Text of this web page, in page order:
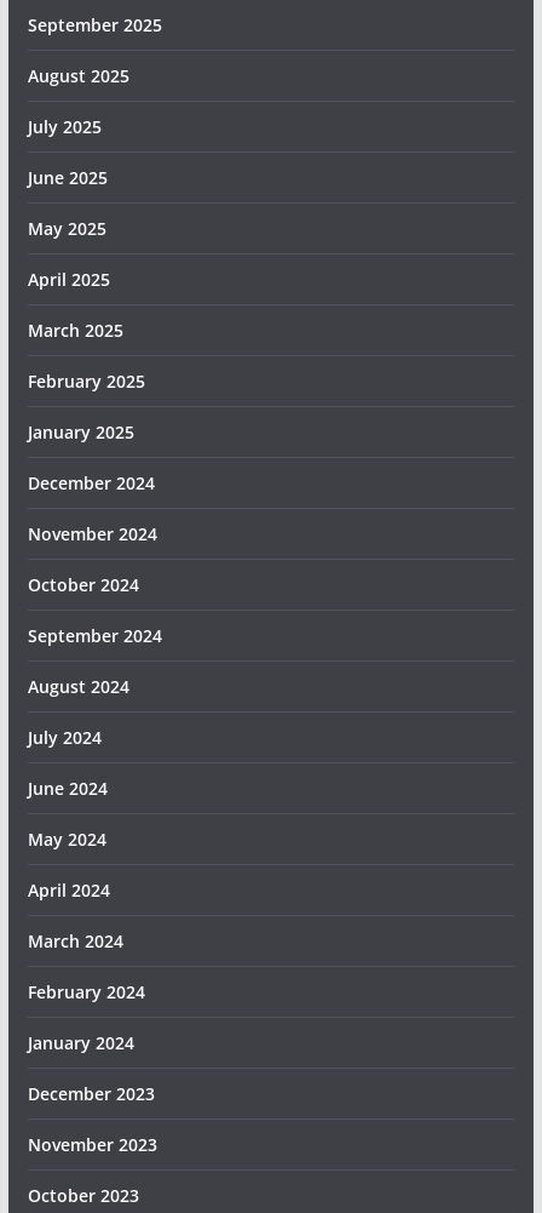
September 2025
August 2025
July 2025
June 2025
May 2025
April 2025
March 2025
February 2025
January 2025
December 2024
November 2024
October 2024
September 2024
August 2024
July 2024
June 2024
May 2024
April 2024
March 2024
February 2024
January 2024
December 2023
November 2023
October 2023